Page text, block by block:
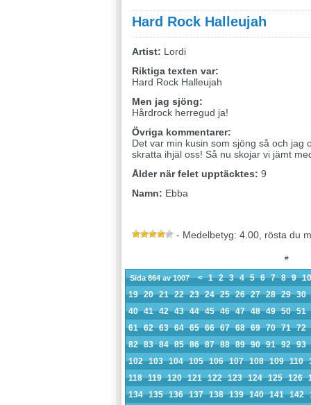
Hard Rock Halleujah
Artist: Lordi
Riktiga texten var:
Hard Rock Halleujah
Men jag sjöng:
Hårdrock herregud ja!
Övriga kommentarer:
Det var min kusin som sjöng så och jag
skratta ihjäl oss! Så nu skojar vi jämt
Ålder när felet upptäcktes: 9
Namn: Ebba
- Medelbetyg: 4.00, rösta du
#
Sida 864 av 1007 < 1 2 3 4 5 6 7 8 9 10
19 20 21 22 23 24 25 26 27 28 29 30
40 41 42 43 44 45 46 47 48 49 50 51
61 62 63 64 65 66 67 68 69 70 71 72
82 83 84 85 86 87 88 89 90 91 92 93
102 103 104 105 106 107 108 109 110
118 119 120 121 122 123 124 125 126
134 135 136 137 138 139 140 141 142